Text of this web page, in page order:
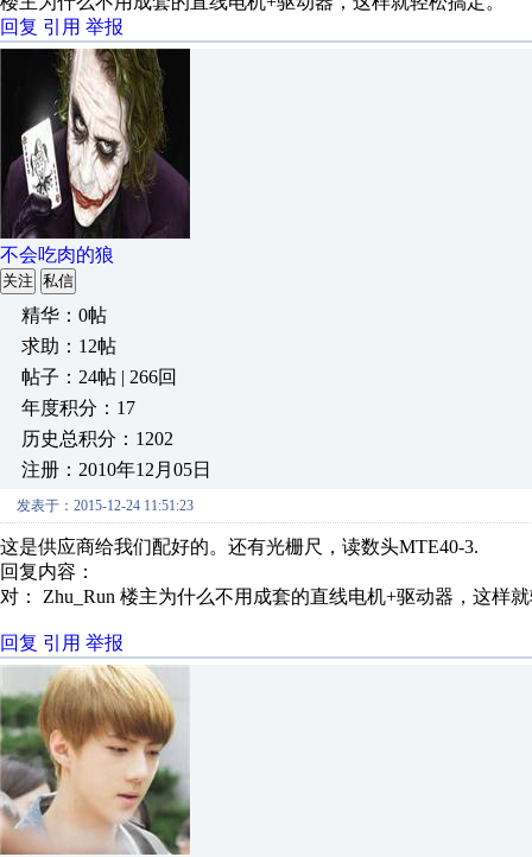
回复 引用 举报
不会吃肉的狼
关注 私信
精华：0帖
求助：12帖
帖子：24帖 | 266回
年度积分：17
历史总积分：1202
注册：2010年12月05日
发表于：2015-12-24 11:51:23
这是供应商给我们配好的。还有光栅尺，读数头MTE40-3.
回复内容：
对： Zhu_Run 楼主为什么不用成套的直线电机+驱动器，这样
回复 引用 举报